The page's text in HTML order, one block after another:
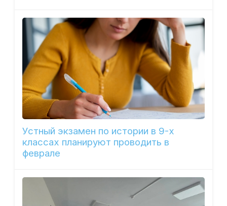
Устный экзамен по истории в 9-х
классах планируют проводить в
феврале